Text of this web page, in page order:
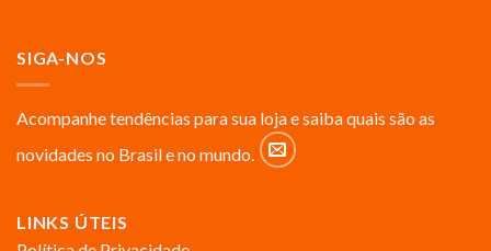
SIGA-NOS
Acompanhe tendências para sua loja e saiba quais são as
novidades no Brasil e no mundo.
LINKS ÚTEIS